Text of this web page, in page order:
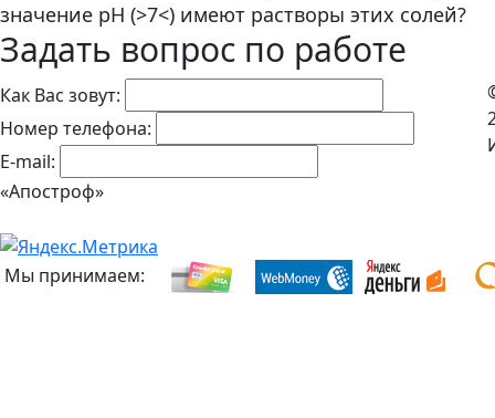
значение рН (>7<) имеют растворы этих солей?
Задать вопрос по работе
Как Вас зовут:
Номер телефона:
E-mail:
«Апостроф»
Мы принимаем: